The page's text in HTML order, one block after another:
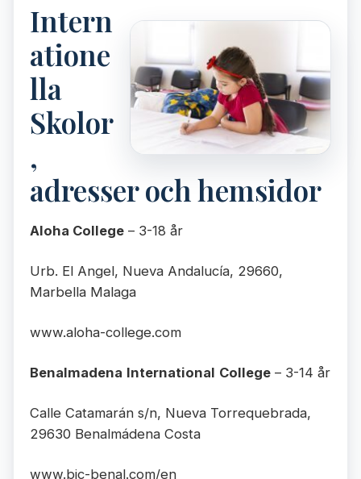
Intern
atione
lla
Skolor
,
adresser och hemsidor
Aloha College – 3-18 år
Urb. El Angel, Nueva Andalucía, 29660,
Marbella Malaga
www.aloha-college.com
Benalmadena International College – 3-14 år
Calle Catamarán s/n, Nueva Torrequebrada,
29630 Benalmádena Costa
www.bic-benal.com/en